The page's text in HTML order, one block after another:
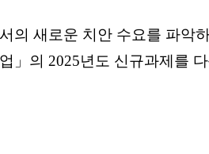
의 새로운 치안 수요를 파악
」 의 2025년도 신규과제를